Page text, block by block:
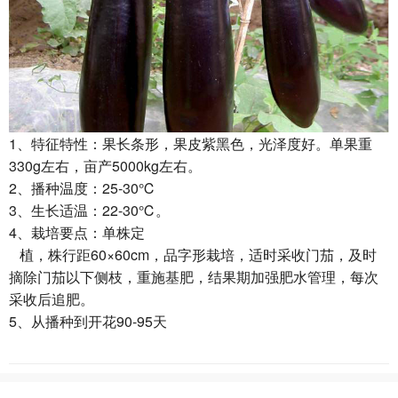
1、特征特性：果长条形，果皮紫黑色，光泽度好。单果重
330g左右，亩产5000kg左右。
2、播种温度：25-30℃
3、生长适温：22-30℃。
4、栽培要点：单株定
植，株行距60×60cm，品字形栽培，适时采收门茄，及时
摘除门茄以下侧枝，重施基肥，结果期加强肥水管理，每次
采收后追肥。
5、从播种到开花90-95天